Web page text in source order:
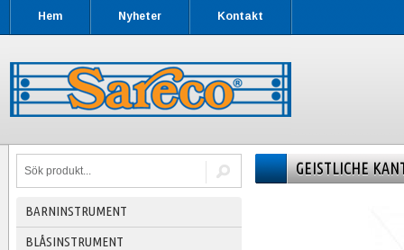
Hem Nyheter Kontakt
BARNINSTRUMENT
BLÅSINSTRUMENT
GEISTLICHE